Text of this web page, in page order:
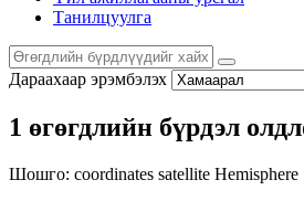
Танилцуулга
Дараахаар эрэмбэлэх
1 өгөгдлийн бүрдэл
Шошго: coordinates satellite Hemisphere